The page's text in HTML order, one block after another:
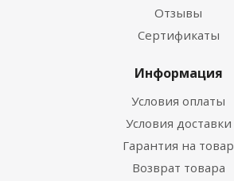
Отзывы
Сертификаты
Информация
Условия оплаты
Условия доставки
Гарантия на товар
Возврат товара